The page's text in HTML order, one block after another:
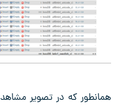
همانطور که در تصویر